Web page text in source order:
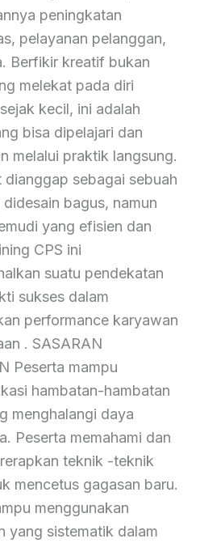
peningkatan
pelayanan pelanggan,
Berfikir kreatif bukan
melekat pada diri
kecil, ini adalah
bisa dipelajari dan
melalui praktik langsung.
dianggap sebagai sebuah
bagus, namun
yang efisien dan
CPS ini
suatu pendekatan
sukses dalam
performance karyawan
. SASARAN
Peserta mampu
hambatan-hambatan
menghalangi daya
Peserta memahami dan
teknik -teknik
mencetus gagasan baru.
menggunakan
yang sistematik dalam